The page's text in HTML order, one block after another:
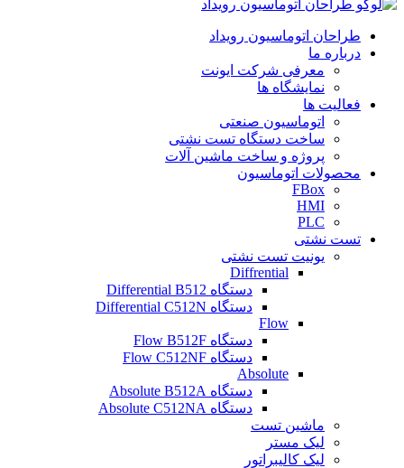
طراحان اتوماسیون رویداد
درباره ما
معرفی شرکت ایونت
نمایشگاه ها
فعالیت ها
اتوماسیون صنعتی
ساخت دستگاه تست نشتی
پروژه و ساخت ماشین آلات
محصولات اتوماسیون
FBox
HMI
PLC
تست نشتی
یونیت تست نشتی
Diffrential
دستگاه Differential B512
دستگاه Differential C512N
Flow
دستگاه Flow B512F
دستگاه Flow C512NF
Absolute
دستگاه Absolute B512A
دستگاه Absolute C512NA
ماشین تست
لیک مستر
لیک کالیبراتور